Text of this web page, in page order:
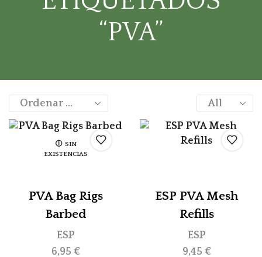
“PVA”
SIN
EXISTENCIAS
PVA Bag Rigs
Barbed
ESP
6,95 €
ESP PVA Mesh
Refills
ESP
9,45 €